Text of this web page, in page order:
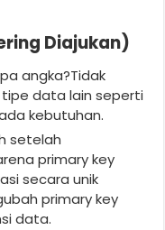
Diajukan)
angka?Tidak
tipe data lain seperti
kebutuhan.
setelah
primary key
secara unik
primary key
data.